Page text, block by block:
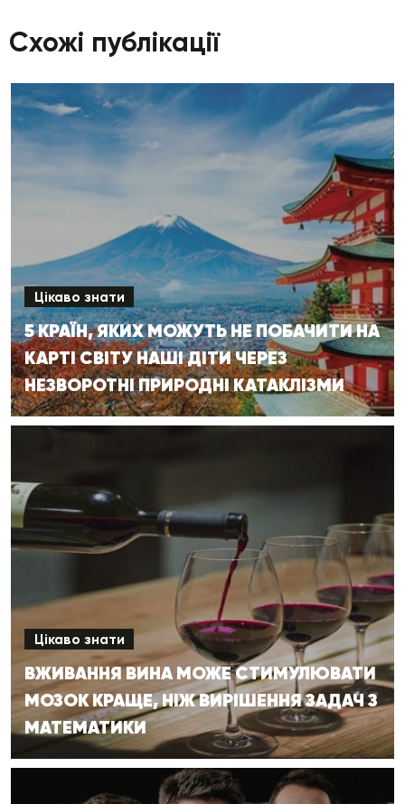
Схожі публікації
Цікаво знати
5 КРАЇН, ЯКИХ МОЖУТЬ НЕ ПОБАЧИТИ НА
КАРТІ СВІТУ НАШІ ДІТИ ЧЕРЕЗ
НЕЗВОРОТНІ ПРИРОДНІ КАТАКЛІЗМИ
Цікаво знати
ВЖИВАННЯ ВИНА МОЖЕ СТИМУЛЮВАТИ
МОЗОК КРАЩЕ, НІЖ ВИРІШЕННЯ ЗАДАЧ З
МАТЕМАТИКИ